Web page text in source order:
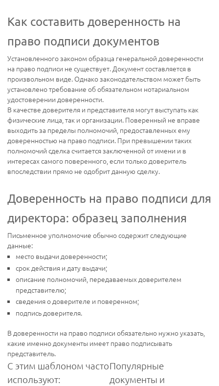
Как составить доверенность на
право подписи документов
Установленного законом образца генеральной доверенности
на право подписи не существует. Документ составляется в
произвольном виде. Однако законодательством может быть
установлено требование об обязательном нотариальном
удостоверении доверенности.
В качестве доверителя и представителя могут выступать как
физические лица, так и организации. Поверенный не вправе
выходить за пределы полномочий, предоставленных ему
доверенностью на право подписи. При превышении таких
полномочий сделка считается заключенной от имени и в
интересах самого поверенного, если только доверитель
впоследствии прямо не одобрит данную сделку.
Доверенность на право подписи для
директора: образец заполнения
Письменное уполномочие обычно содержит следующие
данные:
место выдачи доверенности;
срок действия и дату выдачи;
описание полномочий, передаваемых доверителем
представителю;
сведения о доверителе и поверенном;
подпись доверителя.
В доверенности на право подписи обязательно нужно указать,
какие именно документы имеет право подписывать
представитель.
С этим шаблоном часто
используют:
Популярные
документы и